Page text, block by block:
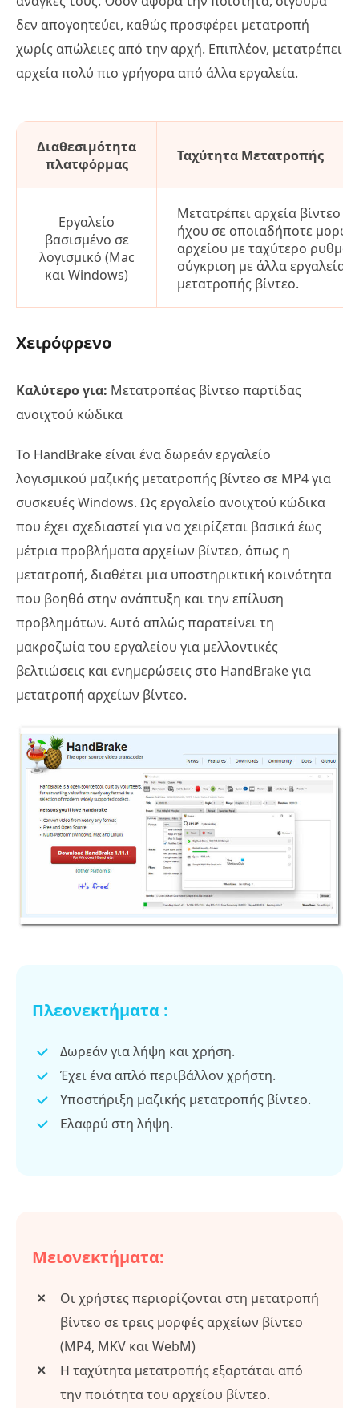
δεν απογοητεύει, καθώς προσφέρει μετατροπή
χωρίς απώλειες από την αρχή. Επιπλέον, μετατρέπει
αρχεία πολύ πιο γρήγορα από άλλα εργαλεία.
Διαθεσιμότητα
πλατφόρμας
Ταχύτητα Μετατροπής
Εργαλείο
βασισμένο σε
λογισμικό (Mac
και Windows)
Μετατρέπει αρχεία βίντεο
ήχου σε οποιαδήποτε μορφή
αρχείου με ταχύτερο ρυθμό
σύγκριση με άλλα εργαλεία
μετατροπής βίντεο.
Χειρόφρενο
Καλύτερο για: Μετατροπέας βίντεο παρτίδας
ανοιχτού κώδικα
Το HandBrake είναι ένα δωρεάν εργαλείο
λογισμικού μαζικής μετατροπής βίντεο σε MP4 για
συσκευές Windows. Ως εργαλείο ανοιχτού κώδικα
που έχει σχεδιαστεί για να χειρίζεται βασικά έως
μέτρια προβλήματα αρχείων βίντεο, όπως η
μετατροπή, διαθέτει μια υποστηρικτική κοινότητα
που βοηθά στην ανάπτυξη και την επίλυση
προβλημάτων. Αυτό απλώς παρατείνει τη
μακροζωία του εργαλείου για μελλοντικές
βελτιώσεις και ενημερώσεις στο HandBrake για
μετατροπή αρχείων βίντεο.
Πλεονεκτήματα :
Δωρεάν για λήψη και χρήση.
Έχει ένα απλό περιβάλλον χρήστη.
Υποστήριξη μαζικής μετατροπής βίντεο.
Ελαφρύ στη λήψη.
Μειονεκτήματα:
Οι χρήστες περιορίζονται στη μετατροπή
βίντεο σε τρεις μορφές αρχείων βίντεο
(MP4, MKV και WebM)
Η ταχύτητα μετατροπής εξαρτάται από
την ποιότητα του αρχείου βίντεο.